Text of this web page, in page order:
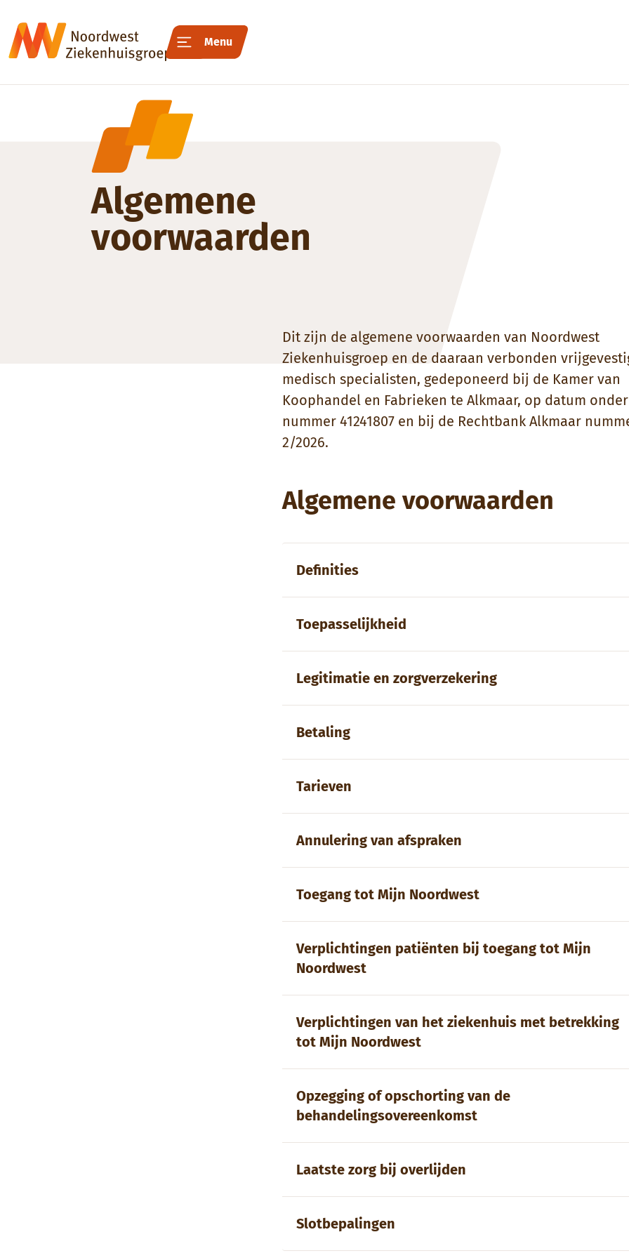
Menu
Algemene
voorwaarden
Dit zijn de algemene voorwaarden van Noordwest
Ziekenhuisgroep en de daaraan verbonden
medisch specialisten, gedeponeerd bij de Kamer van
Koophandel en Fabrieken te Alkmaar, op datum onder
nummer 41241807 en bij de Rechtbank Alkmaar
2/2026.
Algemene voorwaarden
Definities
Toepasselijkheid
Legitimatie en zorgverzekering
Betaling
Tarieven
Annulering van afspraken
Toegang tot Mijn Noordwest
Verplichtingen patiënten bij toegang tot Mijn
Noordwest
Verplichtingen van het ziekenhuis met betrekking
tot Mijn Noordwest
Opzegging of opschorting van de
behandelingsovereenkomst
Laatste zorg bij overlijden
Slotbepalingen